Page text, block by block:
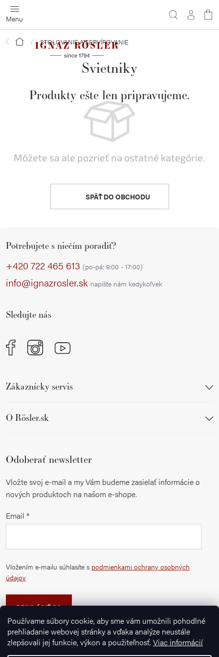
Používame súbory cookie, aby sme vám umožnili pohodlné
prehliadanie webovej stránky a vďaka analýze neustále
zlepšovali jej funkcie, výkon a použiteľnosť. Viac informácií
Prejsť
na
obsah
Domov STOLOVANIE A SERVÍROVANIE
Svietniky
Produkty ešte len pripravujeme.
Môžete sa ale pozrieť na ostatné kategórie.
SPÄŤ DO OBCHODU
Potrebujete s niečím poradiť?
+420 722 465 613 (po-pá: 9:00 - 17:00)
info@ignazrosler.sk napíšte nám kedykoľvek
Sledujte nás
Zákaznícky servis
O Rösler.sk
Odoberať newsletter
Vložte svoj e-mail a my Vám budeme zasielať informácie o
nových produktoch na našom e-shope.
Email
Vložením e-mailu súhlasíte s podmienkami ochrany osobných
údajov
PRIHLÁSIŤ SA